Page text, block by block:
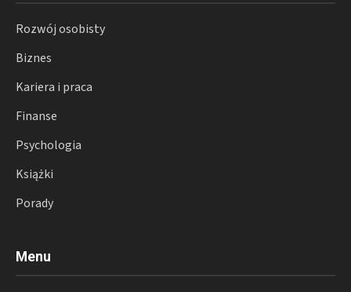
Rozwój osobisty
Biznes
Kariera i praca
Finanse
Psychologia
Książki
Porady
Menu